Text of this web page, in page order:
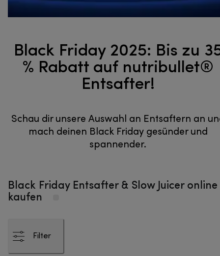
Black Friday 2025: Bis zu
% Rabatt auf nutribullet®
Entsafter!
Schau dir unsere Auswahl an Entsaftern an
mach deinen Black Friday gesünder und
spannender.
Black Friday Entsafter & Slow Juicer online
kaufen
Filter